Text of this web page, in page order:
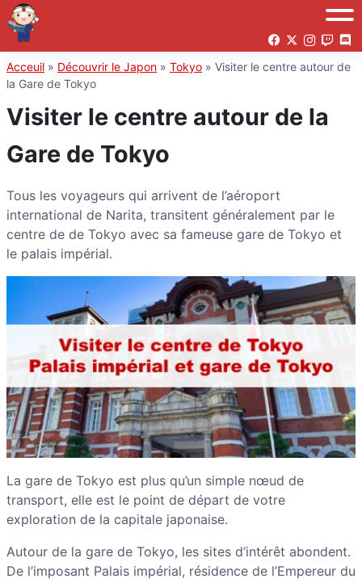
Acceuil » Découvrir le Japon » Tokyo » Visiter le centre autour de
la Gare de Tokyo
Visiter le centre autour de la
Gare de Tokyo
Tous les voyageurs qui arrivent de l’aéroport
international de Narita, transitent généralement par le
centre de de Tokyo avec sa fameuse gare de Tokyo et
le palais impérial.
La gare de Tokyo est plus qu’un simple nœud de
transport, elle est le point de départ de votre
exploration de la capitale japonaise.
Autour de la gare de Tokyo, les sites d’intérêt abondent.
De l’imposant Palais impérial, résidence de l’Empereur du